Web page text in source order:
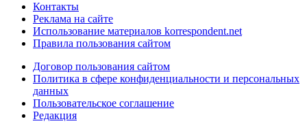
Контакты
Реклама на сайте
Использование материалов korrespondent.net
Правила пользования сайтом
Договор пользования сайтом
Политика в сфере конфиденциальности и персональных
данных
Пользовательское соглашение
Редакция